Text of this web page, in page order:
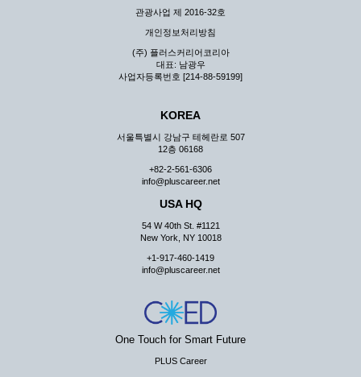
하여 국가기관 등의 합법적인 요구가 있는 경우에는 해당 되
③ 회사는 이용자로부터 제기되는 의견이나 불만이 정당하
다고 인정할 경우에는 즉시 처리하여야 하며, 즉시 처리가
곤란한 경우 그 처리를 위해 노력해야 합니다.
① 회원은 ID와 비밀 번호에 관한 모든 관리의 책임이 있으
며 자신의 ID가 부정하게 사용된 경우, 이용자는 반드시 회
사에 그 사실을 통보해야 합니다.
② 회원은 이용신청서의 기재내용 중 변경된 내용이 있는 경
우 서비스를 통하여 그 내용을 회사에 통지하여야 합니다.
③ 다른 회원의 ID와 비밀번호를 부당하게 사용하는 행위를
④ 회원은 회사의 서비스에서 타 사이트의 홍보행위를 하지
작권을 포함한 지적 재산권을 침해 할 수 있는 행동을 하지
영리 행위도 할 수 없습니다.
⑥ 회원은 관계법령, 약관의 규정, 이용안내 및 주의사항 등
회사가 통지하는 사항을 준수하여야 하며, 기타 회사의 업무
에 방해되는 행위를 하여서는 아니 됩니다.
관광사업 제 2016-32호
개인정보처리방침
(주) 플러스커리어코리아
대표: 남광우
사업자등록번호 [214-88-59199]
KOREA
서울특별시 강남구 테헤란로 507
12층 06168
+82-2-561-6306
info@pluscareer.net
USA HQ
54 W 40th St. #1121
New York, NY 10018
+1-917-460-1419
info@pluscareer.net
One Touch for Smart Future
PLUS Career